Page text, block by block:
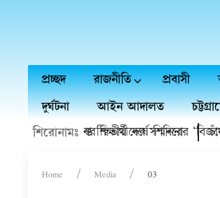
প্রচ্ছদ রাজনীতি প্রবাসী
দুর্ঘটনা
আইন আদালত
শিরোনামঃ
বৃত্তি প্রাপ্ত শিক্ষার্থীদের সম্মাননা
গণঅভ্যুত্থানের দ্বিতীয় বর্ষে শিবিরের
Home Media 03